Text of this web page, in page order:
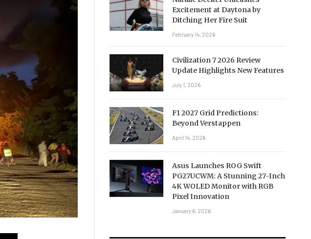
Excitement at Daytona by
Ditching Her Fire Suit
February 14, 2026
Civilization 7 2026 Review
Update Highlights New Features
July 1, 2026
F1 2027 Grid Predictions:
Beyond Verstappen
April 14, 2026
Asus Launches ROG Swift
PG27UCWM: A Stunning 27-Inch
4K WOLED Monitor with RGB
Pixel Innovation
January 6, 2026